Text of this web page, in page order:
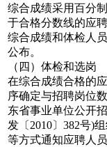
综合成绩采用百分
于合格分数线的应
综合成绩和体检人
公布。
（四）体检和选岗
在综合成绩合格的
序确定与招聘岗位
东省事业单位公开
发〔2010〕382号)
等方式通知应聘人